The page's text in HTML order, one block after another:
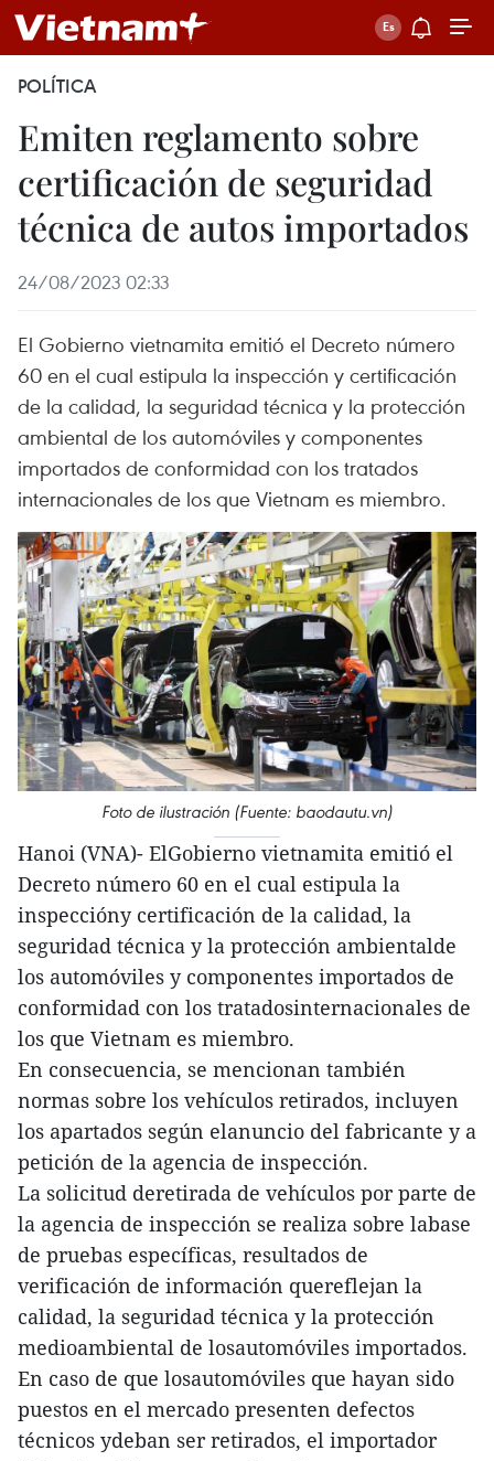
POLÍTICA
Emiten reglamento sobre
certificación de seguridad
técnica de autos importados
24/08/2023 02:33
El Gobierno vietnamita emitió el Decreto número
60 en el cual estipula la inspección y certificación
de la calidad, la seguridad técnica y la protección
ambiental de los automóviles y componentes
importados de conformidad con los tratados
internacionales de los que Vietnam es miembro.
Foto de ilustración (Fuente: baodautu.vn)
Hanoi (VNA)- ElGobierno vietnamita emitió el
Decreto número 60 en el cual estipula la
inspeccióny certificación de la calidad, la
seguridad técnica y la protección ambientalde
los automóviles y componentes importados de
conformidad con los tratadosinternacionales de
los que Vietnam es miembro.
En consecuencia, se mencionan también
normas sobre los vehículos retirados, incluyen
los apartados según elanuncio del fabricante y a
petición de la agencia de inspección.
La solicitud deretirada de vehículos por parte de
la agencia de inspección se realiza sobre labase
de pruebas específicas, resultados de
verificación de información quereflejan la
calidad, la seguridad técnica y la protección
medioambiental de losautomóviles importados.
En caso de que losautomóviles que hayan sido
puestos en el mercado presenten defectos
técnicos ydeban ser retirados, el importador